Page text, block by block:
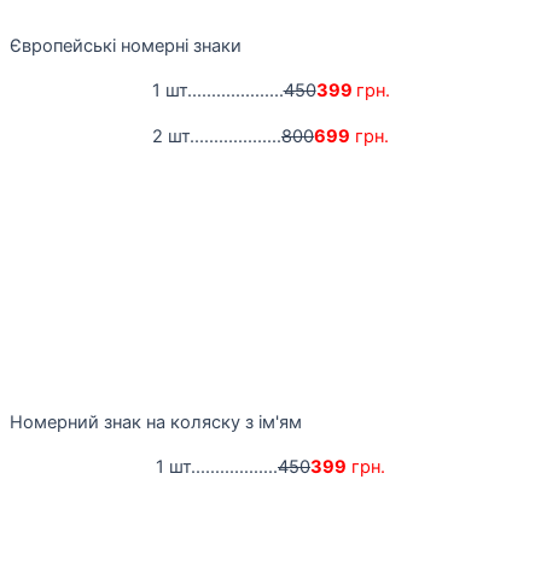
Європейські номерні знаки
1 шт....................450399 грн.
2 шт...................800699 грн.
Номерний знак на коляску з ім'ям
1 шт..................450399 грн.